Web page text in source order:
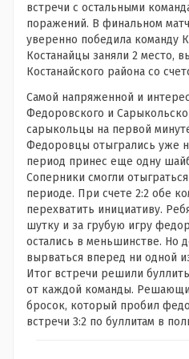
встречи с остальными
поражений. В финальном
уверенно победила команду
Костанайцы заняли 2 место,
Костанайского района со
Самой напряженной и
Федоровского и
сарыкольцы на первой
Федоровцы отыгрались уже
период принес еще одну
Соперники смогли
периоде. При счете 2:2 обе
перехватить инициативу.
шутку и за грубую игру
остались в меньшинстве. Но
вырваться вперед ни одной
Итог встречи решили
от каждой команды.
бросок, который пробил
встречи 3:2 по буллитам в